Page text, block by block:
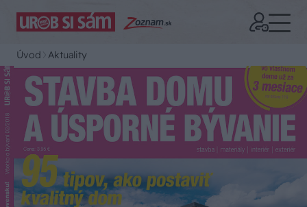
Úvod Aktuality